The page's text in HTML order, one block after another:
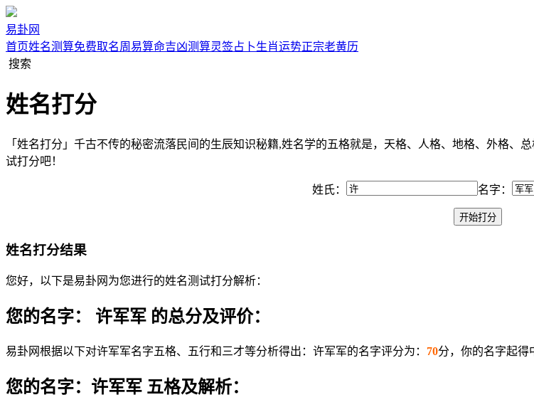
易卦网
首页姓名测算免费取名周易算命吉凶测算灵签占卜生肖运势正宗老黄历
搜索
姓名打分
「姓名打分」千古不传的秘密流落民间的生辰知识秘籍,姓名学的五格就是，天格、人格、地格、外格
试打分吧！
姓氏： 名字：
姓名打分结果
您好，以下是易卦网为您进行的姓名测试打分解析：
您的名字： 许军军 的总分及评价：
易卦网根据以下对许军军名字五格、五行和三才等分析得出：许军军的名字评分为： 70分，你的名字起得
您的名字：许军军 五格及解析：